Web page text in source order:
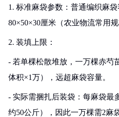
1. 标准麻袋参数：普通编织麻
80×50×30厘米（农业物流常用规
2. 装填上限：
- 若单棵松散堆放，一万棵赤芍
体积×1万），远超麻袋容量。
- 实际需捆扎后装袋：每麻袋最
约50公斤），因此一万棵需2麻